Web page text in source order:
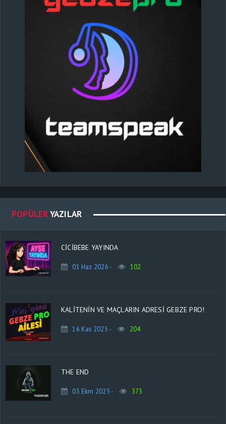
POPÜLERYAZILAR
CİCİBEBE YAYINDA
01 Haz 2026 - 102
KALİTENİN VE MAÇLARIN ADRESİ GEBZE PRO!
16 Kas 2025 - 204
THE END
03 Ekm 2025 - 373